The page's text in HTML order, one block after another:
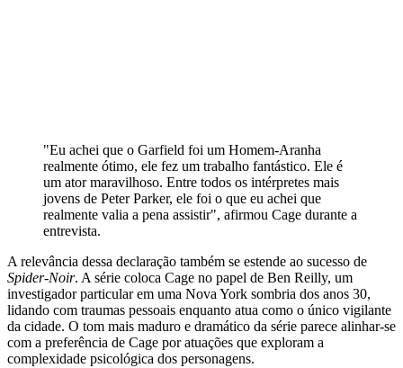
"Eu achei que o Garfield foi um Homem-Aranha
realmente ótimo, ele fez um trabalho fantástico. Ele é
um ator maravilhoso. Entre todos os intérpretes mais
jovens de Peter Parker, ele foi o que eu achei que
realmente valia a pena assistir", afirmou Cage durante a
entrevista.
A relevância dessa declaração também se estende ao sucesso de
Spider-Noir. A série coloca Cage no papel de Ben Reilly, um
investigador particular em uma Nova York sombria dos anos 30,
lidando com traumas pessoais enquanto atua como o único vigilante
da cidade. O tom mais maduro e dramático da série parece alinhar-se
com a preferência de Cage por atuações que exploram a
complexidade psicológica dos personagens.